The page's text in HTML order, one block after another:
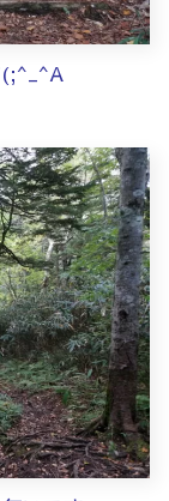
(;^_^A